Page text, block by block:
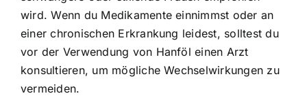
wird. Wenn du Medikamente einnimmst oder an
einer chronischen Erkrankung leidest, solltest du
vor der Verwendung von Hanföl einen Arzt
konsultieren, um mögliche Wechselwirkungen zu
vermeiden.